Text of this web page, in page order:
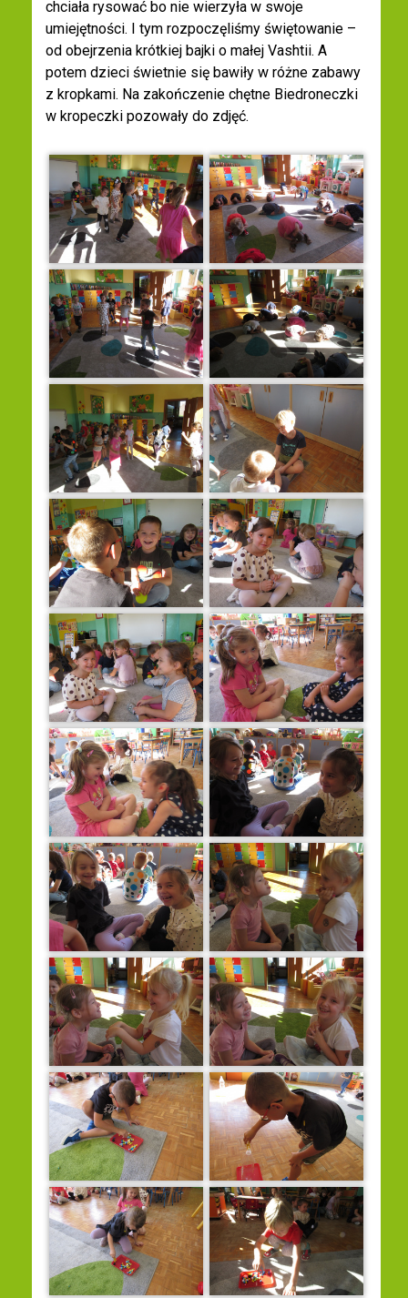
chciała rysować bo nie wierzyła w swoje
umiejętności. I tym rozpoczęliśmy świętowanie –
od obejrzenia krótkiej bajki o małej Vashtii. A
potem dzieci świetnie się bawiły w różne zabawy
z kropkami. Na zakończenie chętne Biedroneczki
w kropeczki pozowały do zdjęć.